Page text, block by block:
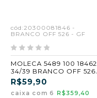
cód:20300081846 -
BRANCO OFF 526 - GF
MOLECA 5489 100 18462
34/39 BRANCO OFF 526
(GF) (CX6)
R$59,90
caixa com 6 R$359,40